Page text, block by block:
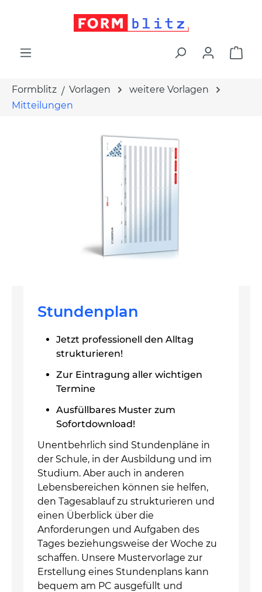
Formblitz Vorlagen
weitere Vorlagen
Mitteilungen
Stundenplan
Jetzt professionell den Alltag
strukturieren!
Zur Eintragung aller wichtigen
Termine
Ausfüllbares Muster zum
Sofortdownload!
Unentbehrlich sind Stundenpläne in
der Schule, in der Ausbildung und im
Studium. Aber auch in anderen
Lebensbereichen können sie helfen,
den Tagesablauf zu strukturieren und
einen Überblick über die
Anforderungen und Aufgaben des
Tages beziehungsweise der Woche zu
schaffen. Unsere Mustervorlage zur
Erstellung eines Stundenplans kann
bequem am PC ausgefüllt und